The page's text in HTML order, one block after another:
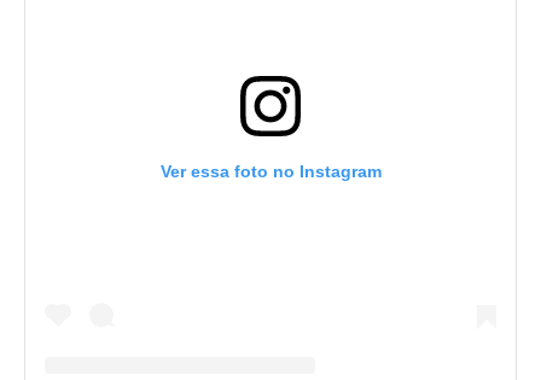
Ver essa foto no Instagram